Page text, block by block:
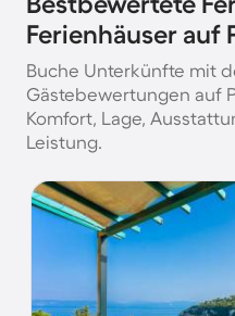
Ferienhäuser auf
Buche Unterkünfte mit
Gästebewertungen auf
Komfort, Lage,
Leistung.